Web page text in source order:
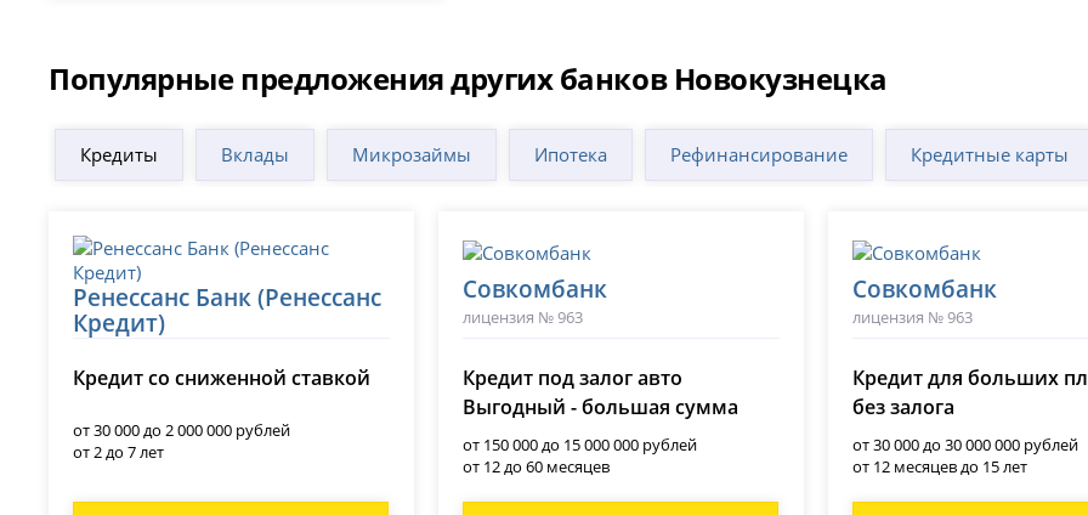
Популярные предложения других банков Новокузнецка
Кредиты Вклады Микрозаймы Ипотека Рефинансирование Кредитные карты
Ренессанс Банк (Ренессанс
Кредит)
Кредит со сниженной ставкой
от 30 000 до 2 000 000 рублей
от 2 до 7 лет
Совкомбанк
лицензия № 963
Кредит под залог авто
Выгодный - большая сумма
от 150 000 до 15 000 000 рублей
от 12 до 60 месяцев
Совкомбанк
лицензия № 963
Кредит для больших
без залога
от 30 000 до 30 000 000 рублей
от 12 месяцев до 15 лет